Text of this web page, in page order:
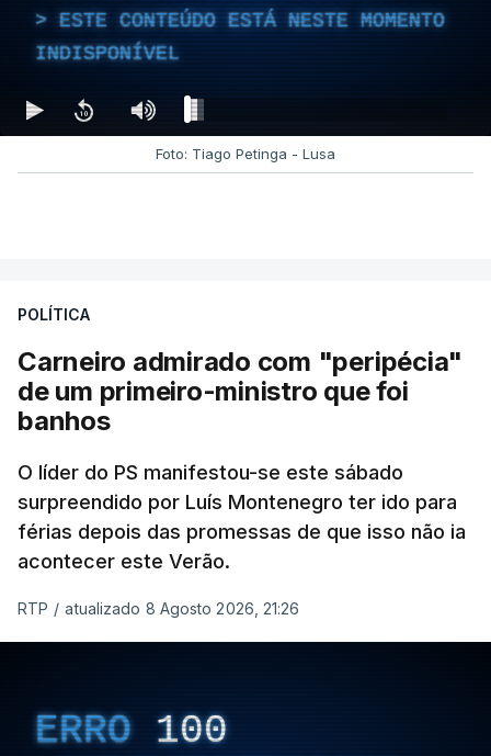
ESTE CONTEÚDO ESTÁ NESTE MOMENTO
INDISPONÍVEL
Foto: Tiago Petinga - Lusa
POLÍTICA
Carneiro admirado com "peripécia"
de um primeiro-ministro que foi
banhos
O líder do PS manifestou-se este sábado
surpreendido por Luís Montenegro ter ido para
férias depois das promessas de que isso não ia
acontecer este Verão.
RTP / atualizado 8 Agosto 2026, 21:26
ERRO 100